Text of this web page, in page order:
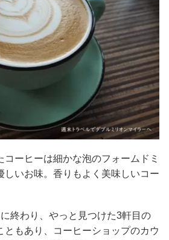
コーヒーは細かな泡のフォームドミ
しいお味。香りもよく美味しいコー
終わり、やっと見つけた3軒目の
ともあり、コーヒーショップのカウ